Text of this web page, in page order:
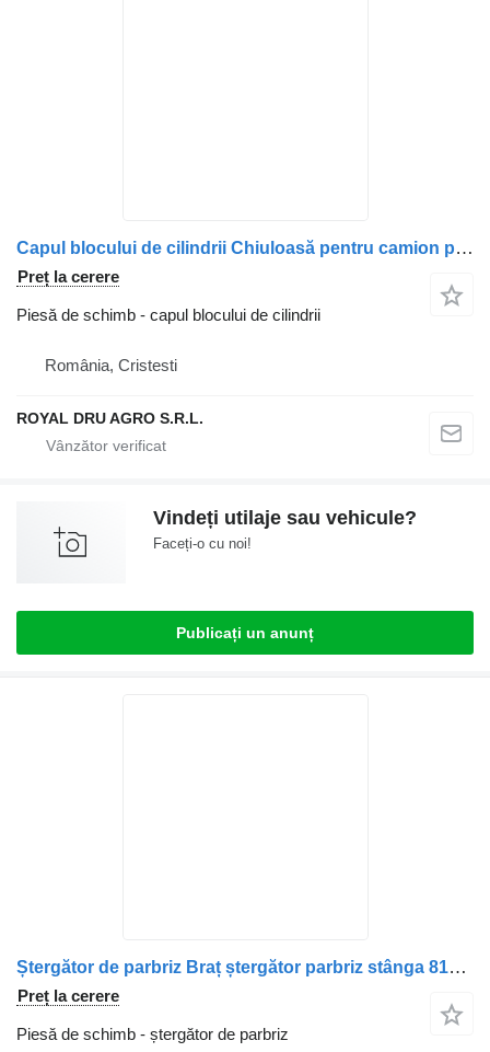
Capul blocului de cilindrii Chiuloasă pentru camion pentru camion Volvo FL3
Preț la cerere
Piesă de schimb - capul blocului de cilindrii
România, Cristesti
ROYAL DRU AGRO S.R.L.
Vindeți utilaje sau vehicule?
Faceți-o cu noi!
Publicați un anunț
Ștergător de parbriz Braț ștergător parbriz stânga 8189636 pentru camion Volvo V FL10
Preț la cerere
Piesă de schimb - ștergător de parbriz